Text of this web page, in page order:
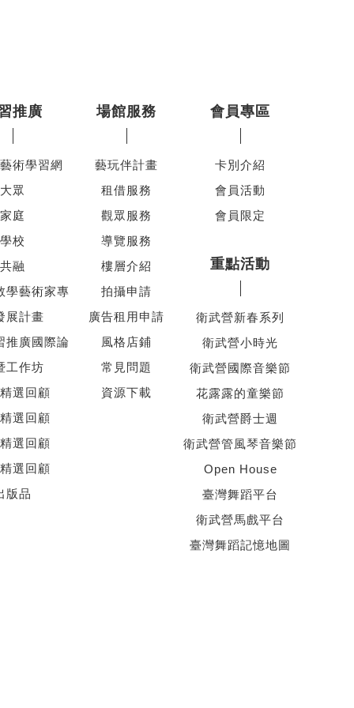
推廣
術學習網
大眾
家庭
學校
共融
學藝術家專
展計畫
推廣國際論
工作坊
選回顧
選回顧
選回顧
選回顧
版品
場館服務
藝玩伴計畫
租借服務
觀眾服務
導覽服務
樓層介紹
拍攝申請
廣告租用申請
風格店鋪
常見問題
資源下載
會員專區
卡別介紹
會員活動
會員限定
重點活動
衛武營新春系列
衛武營小時光
衛武營國際音樂節
花露露的童樂節
衛武營爵士週
衛武營管風琴音樂節
Open House
臺灣舞蹈平台
衛武營馬戲平台
臺灣舞蹈記憶地圖